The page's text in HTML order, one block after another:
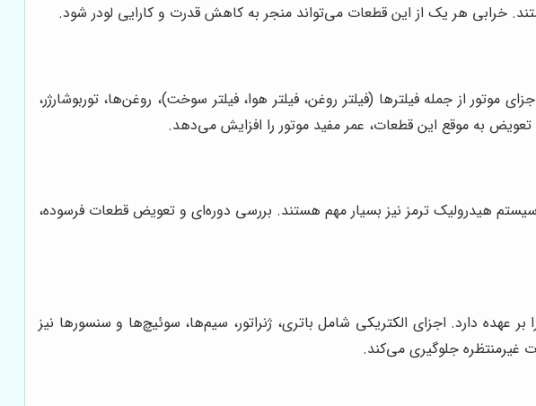
خرابی هر یک از این قطعات می‌تواند منجر به کاهش قدرت و کارایی لودر شود.
از جمله فیلترها (فیلتر روغن، فیلتر هوا، فیلتر سوخت)، روغن‌ها، توربوشارژر،
به موقع این قطعات، عمر مفید موتور را افزایش می‌دهد.
هیدرولیک ترمز نیز بسیار مهم هستند. بررسی دوره‌ای و تعویض قطعات فرسوده،
عهده دارد. اجزای الکتریکی شامل باتری، ژنراتور، سیم‌ها، سوئیچ‌ها و سنسورها نیز
غیرمنتظره جلوگیری می‌کند.